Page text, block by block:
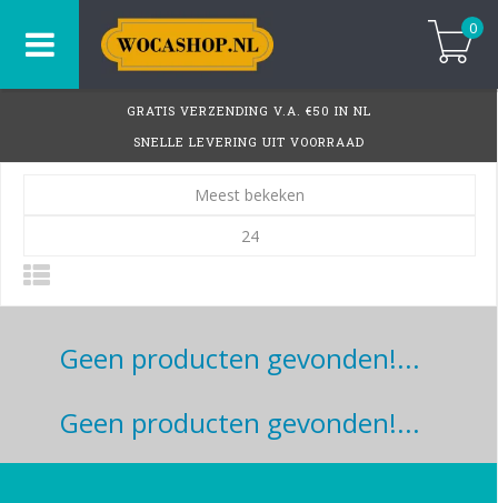
0
GRATIS VERZENDING V.A. €50 IN NL
SNELLE LEVERING UIT VOORRAAD
Meest bekeken
24
Geen producten gevonden!...
Geen producten gevonden!...